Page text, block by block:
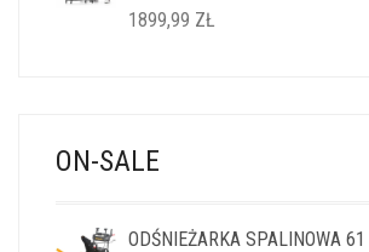
1899,99 ZŁ
ON-SALE
ODŚNIEŻARKA SPALINOWA